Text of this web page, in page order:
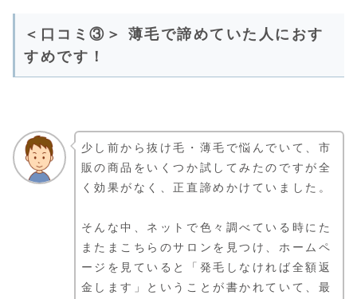
＜口コミ③＞ 薄毛で諦めていた人におす
すめです！
少し前から抜け毛・薄毛で悩んでいて、市
販の商品をいくつか試してみたのですが全
く効果がなく、正直諦めかけていました。
そんな中、ネットで色々調べている時にた
またまこちらのサロンを見つけ、ホームペ
ージを見ていると「発毛しなければ全額返
金します」ということが書かれていて、最